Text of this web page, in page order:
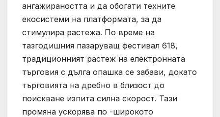
ангажираността и да обогати техните
екосистеми на платформата, за да
стимулира растежа. По време на
тазгодишния пазаруващ фестивал 618,
традиционният растеж на електронната
търговия с дълга опашка се забави, докато
търговията на дребно в близост до
поискване изпита силна скорост. Тази
промяна ускорява по -широкото